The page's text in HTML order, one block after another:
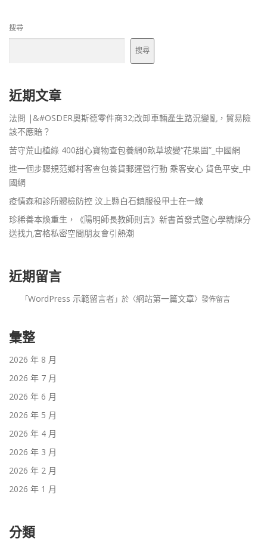
搜尋
搜尋
近期文章
法問 |&#OSDER奧斯德零件商32;改卸車輛產生路況變亂，貿易險
該不應賠？
苦守荒山植綠 400甜心寶物查包養網0畝草坡變“花果園”_中國網
進一個步驟規范鄉村客查包養貨郵運營行動 乘客安心 貨色平安_中
國網
疫情森和診所體檢防控 汶上縣白石鎮服役甲士在一線
珍稀善本煥重生，《陽明師長教師則言》新書首發式暨心學精煉分
送找九宮格私密空間朋友會引熱潮
近期留言
「WordPress 示範留言者」於〈網站第一篇文章〉發佈留言
彙整
2026 年 8 月
2026 年 7 月
2026 年 6 月
2026 年 5 月
2026 年 4 月
2026 年 3 月
2026 年 2 月
2026 年 1 月
分類